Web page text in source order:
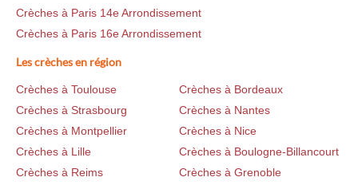
Crèches à Paris 14e Arrondissement
Crèches à Paris 16e Arrondissement
Les crèches en région
Crèches à Toulouse
Crèches à Bordeaux
Crèches à Strasbourg
Crèches à Nantes
Crèches à Montpellier
Crèches à Nice
Crèches à Lille
Crèches à Boulogne-Billancourt
Crèches à Reims
Crèches à Grenoble